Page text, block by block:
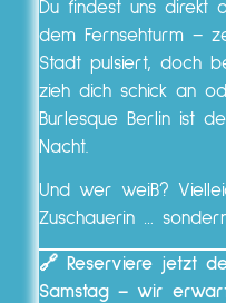
Du findest uns direkt
dem Fernsehturm –
Stadt pulsiert, doch
zieh dich schick an
Burlesque Berlin ist
Nacht.
Und wer weiß?
Zuschauerin …
🔗 Reserviere jetzt
Samstag – wir